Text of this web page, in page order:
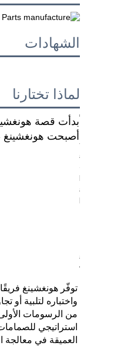
الشهادات
لماذا تختارنا
أصبحت هونغشينغ
العميقة في معالجة